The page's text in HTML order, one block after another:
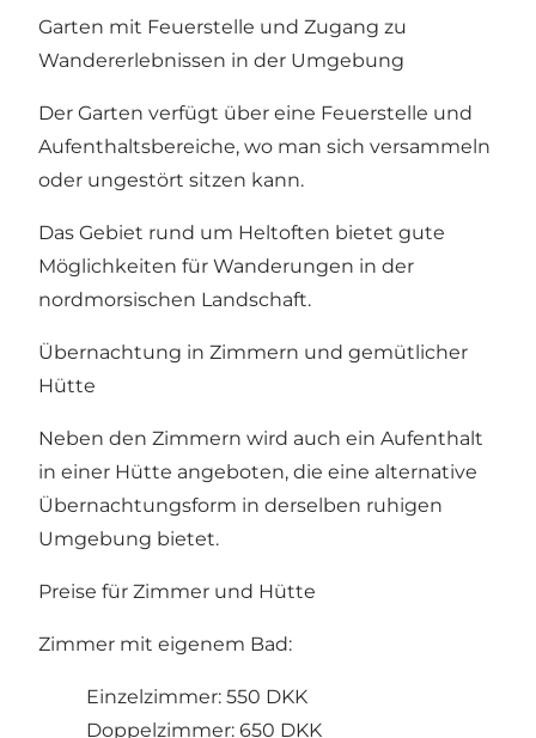
Garten mit Feuerstelle und Zugang zu
Wandererlebnissen in der Umgebung
Der Garten verfügt über eine Feuerstelle und
Aufenthaltsbereiche, wo man sich versammeln
oder ungestört sitzen kann.
Das Gebiet rund um Heltoften bietet gute
Möglichkeiten für Wanderungen in der
nordmorsischen Landschaft.
Übernachtung in Zimmern und gemütlicher
Hütte
Neben den Zimmern wird auch ein Aufenthalt
in einer Hütte angeboten, die eine alternative
Übernachtungsform in derselben ruhigen
Umgebung bietet.
Preise für Zimmer und Hütte
Zimmer mit eigenem Bad:
Einzelzimmer: 550 DKK
Doppelzimmer: 650 DKK